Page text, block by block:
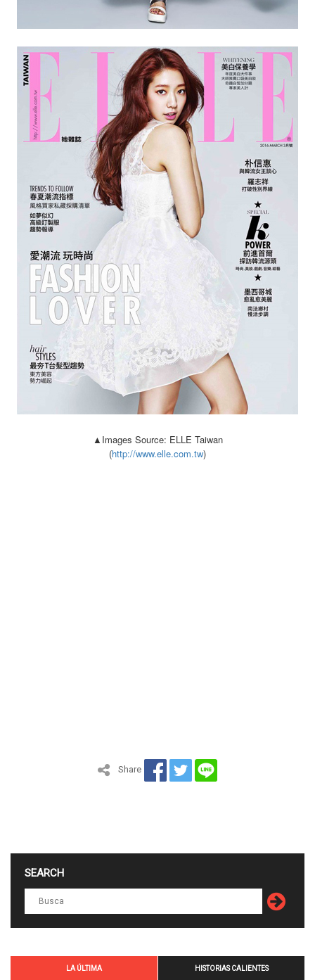
▲Images Source: ELLE Taiwan
(http://www.elle.com.tw)
Share
SEARCH
LA ÚLTIMA HISTORIAS CALIENTES